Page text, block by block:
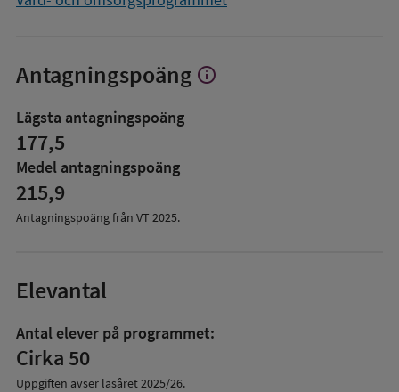
Antagningspoäng Visa
info
Lägsta antagningspoäng
177,5
Medel antagningspoäng
215,9
Antagningspoäng från VT 2025.
Elevantal
Antal elever på programmet:
Cirka 50
Uppgiften avser läsåret2025/26.